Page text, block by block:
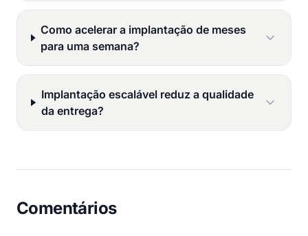
Como acelerar a implantação de meses
para uma semana?
Implantação escalável reduz a qualidade
da entrega?
Comentários